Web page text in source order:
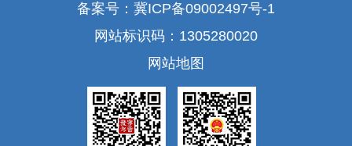
备案号：冀ICP备09002497号-1
网站标识码：1305280020
网站地图